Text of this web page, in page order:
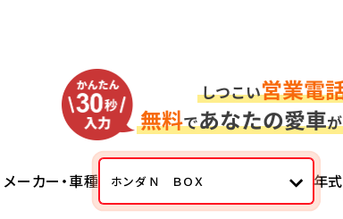
メーカー・車種 ホンダ Ｎ ＢＯＸ 年式